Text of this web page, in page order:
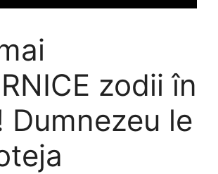
zodii în
Dumnezeu le